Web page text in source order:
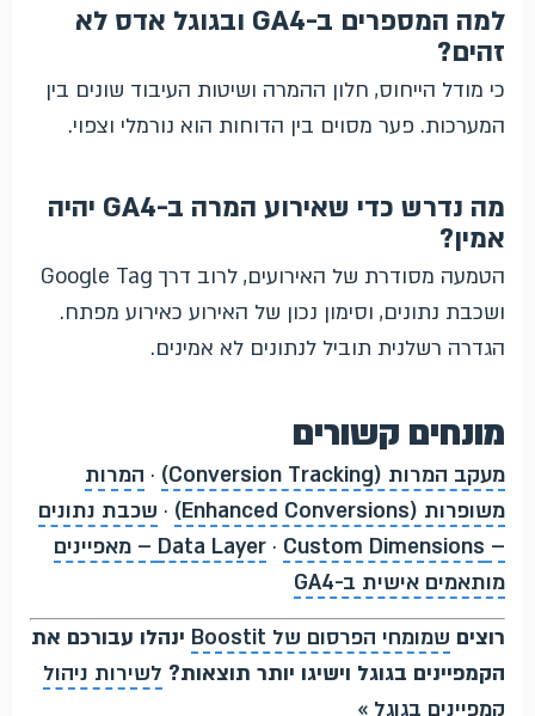
למה המספרים ב-GA4 ובגוגל אדס לא
זהים?
כי מודל הייחוס, חלון ההמרה ושיטות העיבוד שונים בין
המערכות. פער מסוים בין הדוחות הוא נורמלי וצפוי.
מה נדרש כדי שאירוע המרה ב-GA4 יהיה
אמין?
הטמעה מסודרת של האירועים, לרוב דרך Google Tag
ושכבת נתונים, וסימון נכון של האירוע כאירוע מפתח.
הגדרה רשלנית תוביל לנתונים לא אמינים.
מונחים קשורים
מעקב המרות (Conversion Tracking) · המרות
משופרות (Enhanced Conversions)
· שכבת נתונים
– Data Layer
·
Custom Dimensions – מאפיינים
מותאמים אישית ב-GA4
רוצים שמומחי הפרסום של Boostit
ינהלו עבורכם את
הקמפיינים בגוגל וישיגו יותר תוצאות? לשירות ניהול
קמפיינים בגוגל »